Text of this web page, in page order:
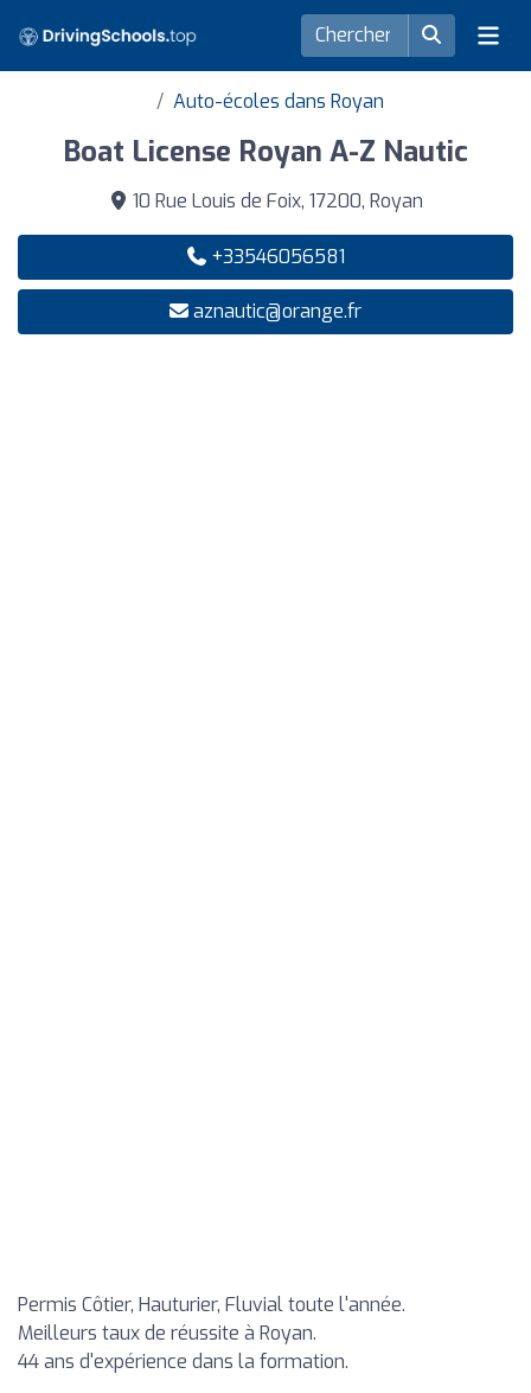
Auto-écoles dans Royan
Boat License Royan A-Z Nautic
10 Rue Louis de Foix, 17200, Royan
+33546056581
aznautic@orange.fr
Permis Côtier, Hauturier, Fluvial toute l'année.
Meilleurs taux de réussite à Royan.
44 ans d'expérience dans la formation.